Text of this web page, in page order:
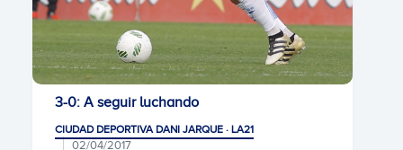
3-0: A seguir luchando
CIUDAD DEPORTIVA DANI JARQUE · LA21
02/04/2017